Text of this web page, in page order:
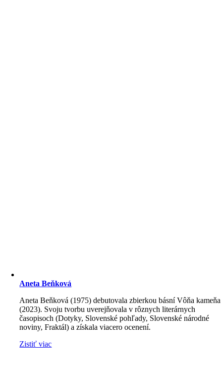
Aneta Beňková
Aneta Beňková (1975) debutovala zbierkou básní Vôňa kameňa
(2023). Svoju tvorbu uverejňovala v rôznych literárnych
časopisoch (Dotyky, Slovenské pohľady, Slovenské národné
noviny, Fraktál) a získala viacero ocenení.
Zistiť viac